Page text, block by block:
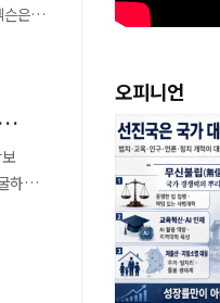
가
는
처
정과
.
로
시에
제
역시
있는
구
하며
오피니언